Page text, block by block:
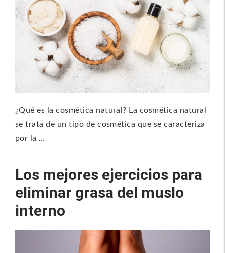
¿Qué es la cosmética natural? La cosmética natural
se trata de un tipo de cosmética que se caracteriza
por la …
Los mejores ejercicios para
eliminar grasa del muslo
interno